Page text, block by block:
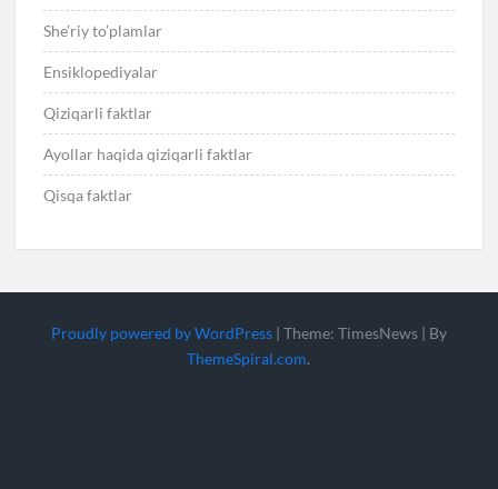
She’riy to’plamlar
Ensiklopediyalar
Qiziqarli faktlar
Ayollar haqida qiziqarli faktlar
Qisqa faktlar
Proudly powered by WordPress | Theme: TimesNews | By
ThemeSpiral.com.